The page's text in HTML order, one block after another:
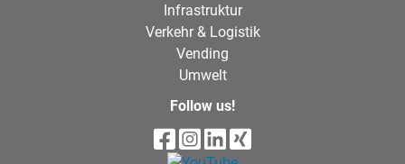
Infrastruktur
Verkehr & Logistik
Vending
Umwelt
Follow us!